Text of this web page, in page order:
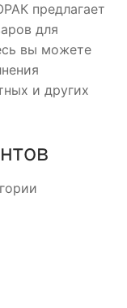
предлагает
для
вы можете
и других